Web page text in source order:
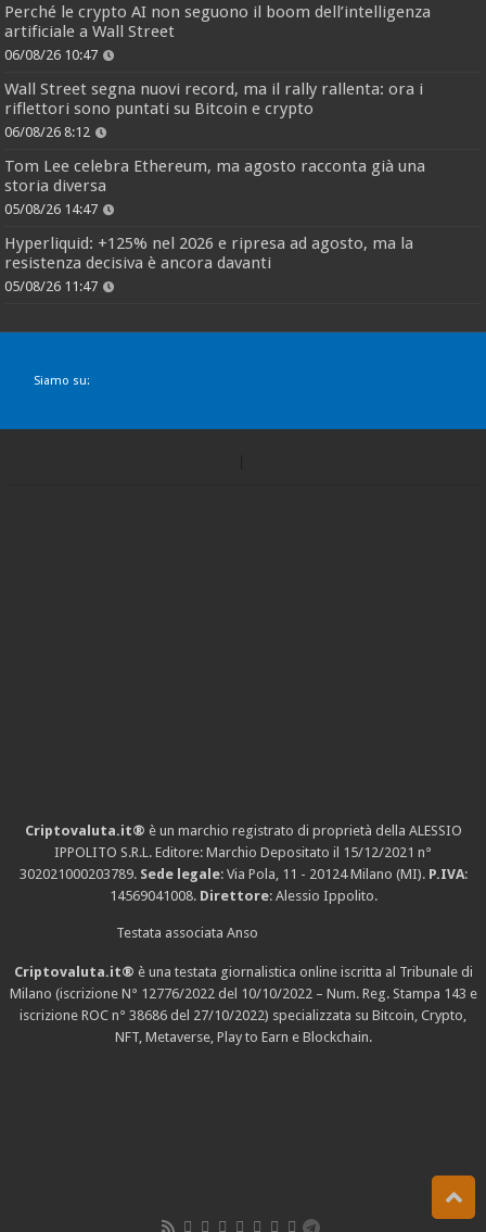
Perché le crypto AI non seguono il boom dell’intelligenza
artificiale a Wall Street
06/08/26 10:47
Wall Street segna nuovi record, ma il rally rallenta: ora i
riflettori sono puntati su Bitcoin e crypto
06/08/26 8:12
Tom Lee celebra Ethereum, ma agosto racconta già una
storia diversa
05/08/26 14:47
Hyperliquid: +125% nel 2026 e ripresa ad agosto, ma la
resistenza decisiva è ancora davanti
05/08/26 11:47
Siamo su:
Criptovaluta.it® è un marchio registrato di proprietà della ALESSIO
IPPOLITO S.R.L. Editore: Marchio Depositato il 15/12/2021 n°
302021000203789. Sede legale: Via Pola, 11 - 20124 Milano (MI). P.IVA:
14569041008. Direttore: Alessio Ippolito.
Testata associata Anso
Criptovaluta.it® è una testata giornalistica online iscritta al Tribunale di
Milano (iscrizione N° 12776/2022 del 10/10/2022 – Num. Reg. Stampa 143 e
iscrizione ROC n° 38686 del 27/10/2022) specializzata su Bitcoin, Crypto,
NFT, Metaverse, Play to Earn e Blockchain.